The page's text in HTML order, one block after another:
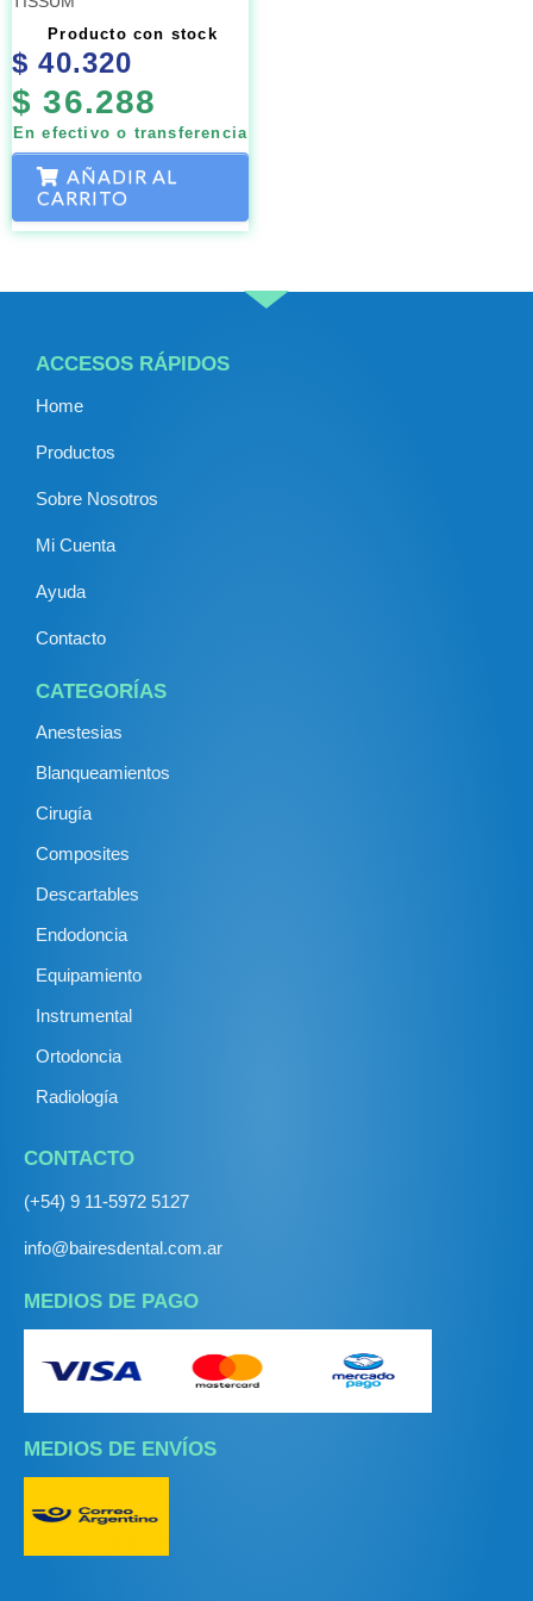
Producto con stock
$ 40.320
$ 36.288
En efectivo o transferencia
AÑADIR AL
CARRITO
ACCESOS RÁPIDOS
Home
Productos
Sobre Nosotros
Mi Cuenta
Ayuda
Contacto
CATEGORÍAS
Anestesias
Blanqueamientos
Cirugía
Composites
Descartables
Endodoncia
Equipamiento
Instrumental
Ortodoncia
Radiología
CONTACTO
(+54) 9 11-5972 5127
info@bairesdental.com.ar
MEDIOS DE PAGO
MEDIOS DE ENVÍOS